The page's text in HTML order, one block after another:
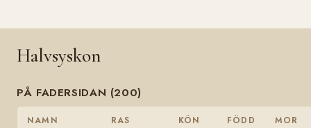
Halvsyskon
PÅ FADERSIDAN (200)
NAMN RAS KÖN FÖDD MOR